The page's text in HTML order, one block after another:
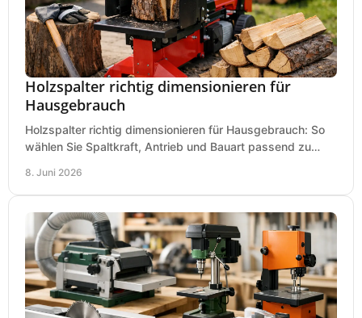
Holzspalter richtig dimensionieren für
Hausgebrauch
Holzspalter richtig dimensionieren für Hausgebrauch: So
wählen Sie Spaltkraft, Antrieb und Bauart passend zu
8. Juni 2026